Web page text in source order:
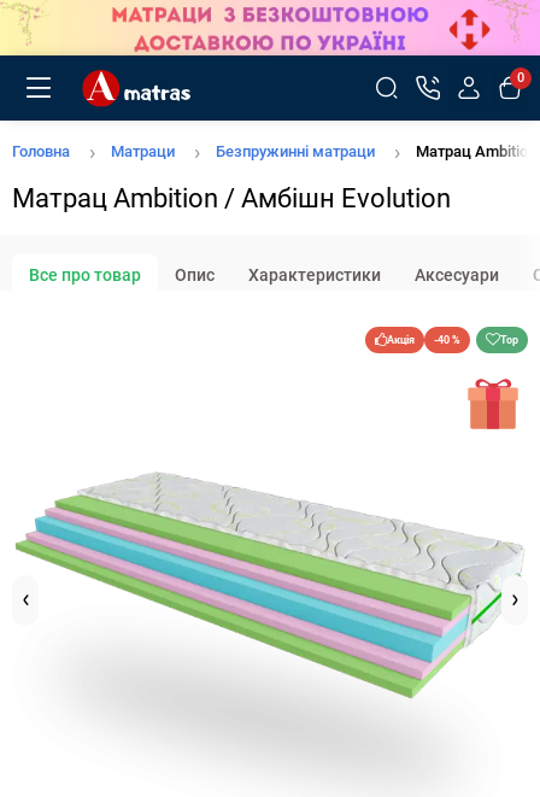
0
Головна Матраци Безпружинні матраци Матрац Ambition
Матрац Ambition / Амбішн Evolution
Все про товар Опис Характеристики Аксесуари
Акція -40 % Top